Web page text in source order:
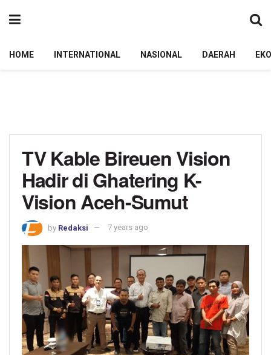
HOME INTERNATIONAL NASIONAL DAERAH
TV Kable Bireuen Vision
Hadir di Ghatering K-
Vision Aceh-Sumut
by Redaksi 7 years ago